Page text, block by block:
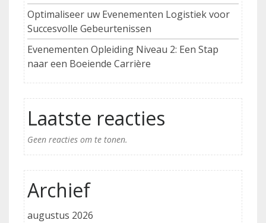
Optimaliseer uw Evenementen Logistiek voor
Succesvolle Gebeurtenissen
Evenementen Opleiding Niveau 2: Een Stap
naar een Boeiende Carrière
Laatste reacties
Geen reacties om te tonen.
Archief
augustus 2026